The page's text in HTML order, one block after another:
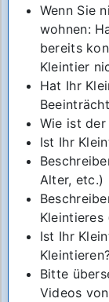
Wenn Sie
wohnen:
bereits
Kleintier
Hat Ihr
Wie ist
Ist Ihr
Alter, etc.)
Kleintieres
Ist Ihr
Bitte
Videos